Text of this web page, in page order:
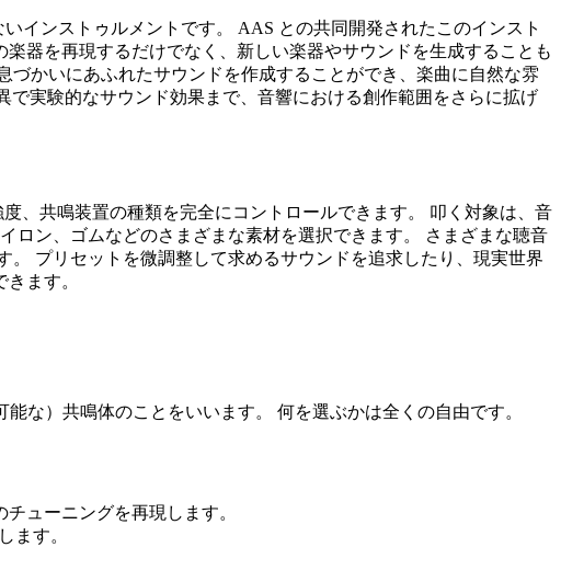
インストゥルメントです。 AAS との共同開発されたこのインスト
器を再現するだけでなく、新しい楽器やサウンドを生成することも
かいにあふれたサウンドを作成することができ、楽曲に自然な雰
で実験的なサウンド効果まで、音響における創作範囲をさらに拡げ
、共鳴装置の種類を完全にコントロールできます。 叩く対象は、音
ロン、ゴムなどのさまざまな素材を選択できます。 さまざまな聴音
プリセットを微調整して求めるサウンドを追求したり、現実世界
ます。
な）共鳴体のことをいいます。 何を選ぶかは全くの自由です。
ューニングを再現します。
ます。